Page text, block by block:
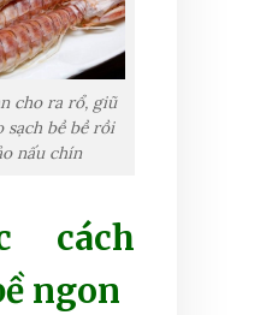
cho ra rổ, giũ
sạch bề bề rồi
nấu chín
cách
ngon